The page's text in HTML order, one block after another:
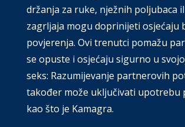
držanja za ruke, nježnih poljubaca
zagrljaja mogu doprinijeti osjećaju
povjerenja. Ovi trenutci pomažu
se opuste i osjećaju sigurno u
seks: Razumijevanje partnerovih
također može uključivati upotrebu
kao što je Kamagra.